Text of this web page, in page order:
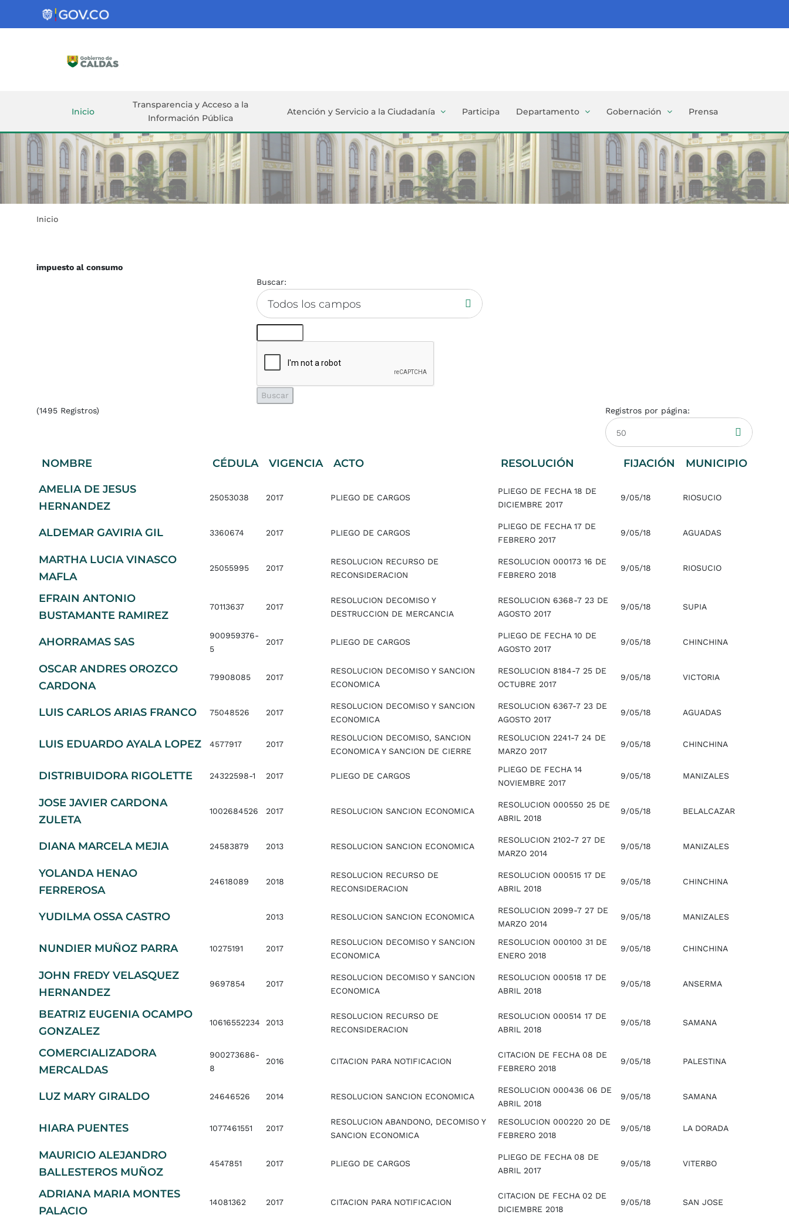
Gobernación
Inicio
Transparencia y Acceso a la
Información Pública
Atención y Servicio a la Ciudadanía Participa Departamento Gobernación Prensa
Inicio
impuesto al consumo
Buscar:
Todos los campos
Registros por página:
50
(1495 Registros)
NOMBRE CÉDULA VIGENCIA ACTO RESOLUCIÓN FIJACIÓN
MUNICIPIO
AMELIA DE JESUS
HERNANDEZ
25053038 2017 PLIEGO DE CARGOS
PLIEGO DE FECHA 18 DE
DICIEMBRE 2017
9/05/18 RIOSUCIO
ALDEMAR GAVIRIA GIL 3360674 2017 PLIEGO DE CARGOS
PLIEGO DE FECHA 17 DE
FEBRERO 2017
9/05/18 AGUADAS
MARTHA LUCIA VINASCO
MAFLA
25055995 2017
RESOLUCION RECURSO DE
RECONSIDERACION
RESOLUCION 000173 16 DE
FEBRERO 2018
9/05/18 RIOSUCIO
EFRAIN ANTONIO
BUSTAMANTE RAMIREZ
70113637 2017
RESOLUCION DECOMISO Y
DESTRUCCION DE MERCANCIA
RESOLUCION 6368-7 23 DE
AGOSTO 2017
9/05/18 SUPIA
AHORRAMAS SAS
900959376-
5
2017 PLIEGO DE CARGOS
PLIEGO DE FECHA 10 DE
AGOSTO 2017
9/05/18 CHINCHINA
OSCAR ANDRES OROZCO
CARDONA
79908085 2017
RESOLUCION DECOMISO Y SANCION
ECONOMICA
RESOLUCION 8184-7 25 DE
OCTUBRE 2017
9/05/18 VICTORIA
LUIS CARLOS ARIAS FRANCO 75048526 2017
RESOLUCION DECOMISO Y SANCION
ECONOMICA
RESOLUCION 6367-7 23 DE
AGOSTO 2017
9/05/18 AGUADAS
LUIS EDUARDO AYALA LOPEZ 4577917 2017
RESOLUCION DECOMISO, SANCION
ECONOMICA Y SANCION DE CIERRE
RESOLUCION 2241-7 24 DE
MARZO 2017
9/05/18 CHINCHINA
DISTRIBUIDORA RIGOLETTE 24322598-1 2017 PLIEGO DE CARGOS
PLIEGO DE FECHA 14
NOVIEMBRE 2017
9/05/18 MANIZALES
JOSE JAVIER CARDONA
ZULETA
1002684526 2017 RESOLUCION SANCION ECONOMICA
RESOLUCION 000550 25 DE
ABRIL 2018
9/05/18 BELALCAZAR
DIANA MARCELA MEJIA 24583879 2013 RESOLUCION SANCION ECONOMICA
RESOLUCION 2102-7 27 DE
MARZO 2014
9/05/18 MANIZALES
YOLANDA HENAO
FERREROSA
24618089 2018
RESOLUCION RECURSO DE
RECONSIDERACION
RESOLUCION 000515 17 DE
ABRIL 2018
9/05/18 CHINCHINA
YUDILMA OSSA CASTRO 2013 RESOLUCION SANCION ECONOMICA
RESOLUCION 2099-7 27 DE
MARZO 2014
9/05/18 MANIZALES
NUNDIER MUÑOZ PARRA 10275191 2017
RESOLUCION DECOMISO Y SANCION
ECONOMICA
RESOLUCION 000100 31 DE
ENERO 2018
9/05/18 CHINCHINA
JOHN FREDY VELASQUEZ
HERNANDEZ
9697854 2017
RESOLUCION DECOMISO Y SANCION
ECONOMICA
RESOLUCION 000518 17 DE
ABRIL 2018
9/05/18 ANSERMA
BEATRIZ EUGENIA OCAMPO
GONZALEZ
10616552234 2013
RESOLUCION RECURSO DE
RECONSIDERACION
RESOLUCION 000514 17 DE
ABRIL 2018
9/05/18 SAMANA
COMERCIALIZADORA
MERCALDAS
900273686-
8
2016 CITACION PARA NOTIFICACION
CITACION DE FECHA 08 DE
FEBRERO 2018
9/05/18 PALESTINA
LUZ MARY GIRALDO 24646526 2014 RESOLUCION SANCION ECONOMICA
RESOLUCION 000436 06 DE
ABRIL 2018
9/05/18 SAMANA
HIARA PUENTES 1077461551 2017
RESOLUCION ABANDONO, DECOMISO Y
SANCION ECONOMICA
RESOLUCION 000220 20 DE
FEBRERO 2018
9/05/18 LA DORADA
MAURICIO ALEJANDRO
BALLESTEROS MUÑOZ
4547851 2017 PLIEGO DE CARGOS
PLIEGO DE FECHA 08 DE
ABRIL 2017
9/05/18 VITERBO
ADRIANA MARIA MONTES
PALACIO
14081362 2017 CITACION PARA NOTIFICACION
CITACION DE FECHA 02 DE
DICIEMBRE 2018
9/05/18 SAN JOSE